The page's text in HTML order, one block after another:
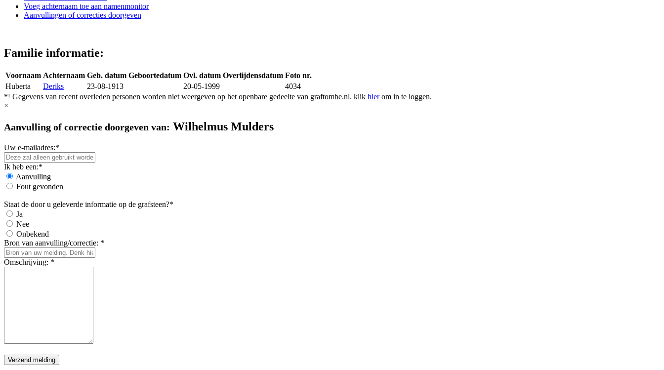
Voeg achternaam toe aan namenmonitor
Aanvullingen of correcties doorgeven
Familie informatie:
Voornaam Achternaam Geb. datum Geboortedatum Ovl. datum Overlijdensdatum Foto nr.
Huberta
Deriks 23-08-1913 20-05-1999
4034
*¹ Gegevens van recent overleden personen worden niet weergeven op het openbare gedeelte van graftombe.nl. klik hierom in te loggen.
×
Aanvulling of correctie doorgeven van: Wilhelmus Mulders
Uw e-mailadres:*
Ik heb een:*
Aanvulling
Fout gevonden
Staat de door u geleverde informatie op de grafsteen?*
Ja
Nee
Onbekend
Bron van aanvulling/correctie: *
Omschrijving: *